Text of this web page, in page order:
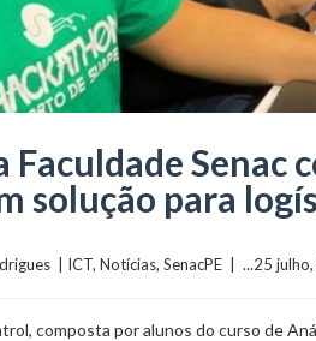
Faculdade Senac
solução para
|
ICT, Notícias, SenacPE
|  ...25
composta por alunos do curso de